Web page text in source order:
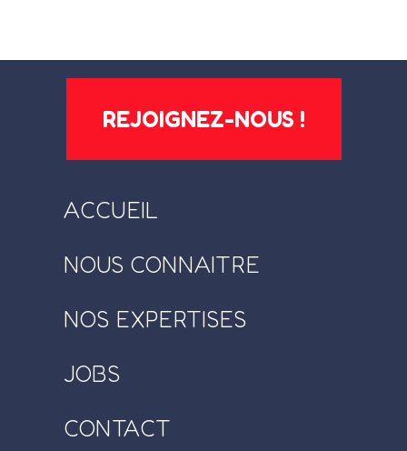
ACCUEIL
NOUS CONNAITRE
NOS EXPERTISES
JOBS
CONTACT
REJOIGNEZ-NOUS !